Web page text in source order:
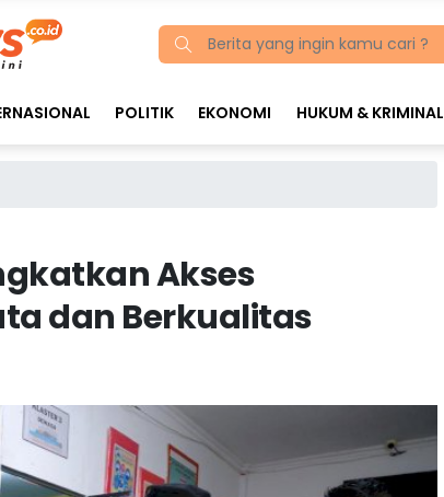
POLITIK EKONOMI HUKUM & KRIMINAL
Akses
dan Berkualitas